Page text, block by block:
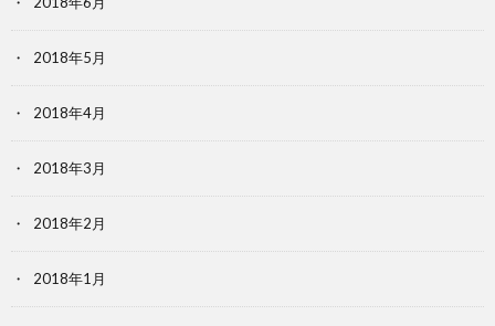
2018年5月
2018年4月
2018年3月
2018年2月
2018年1月